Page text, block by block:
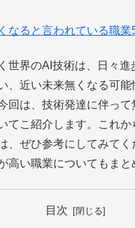
なると言われている職業
世界のAI技術は、日々
、近い未来無くなる可能
回は、技術発達に伴っ
てこ紹介します。これか
、ぜひ参考にしてみて
高い職業についてもまと
目次